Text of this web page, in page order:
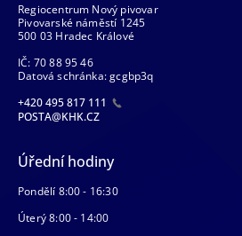
Regiocentrum Nový pivovar
Pivovarské náměstí 1245
500 03 Hradec Králové
IČ: 70 88 95 46
Datová schránka: gcgbp3q
+420 495 817 111
POSTA@KHK.CZ
Úřední hodiny
Pondělí 8:00 - 16:30
Úterý 8:00 - 14:00